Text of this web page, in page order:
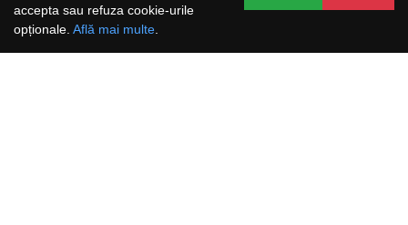
Prețurile, ofertele, situația stocului, specificațiile și imaginile pot fi schimbate
fără o notificare prealabilă.
accepta sau refuza cookie-urile
opționale. Află mai multe